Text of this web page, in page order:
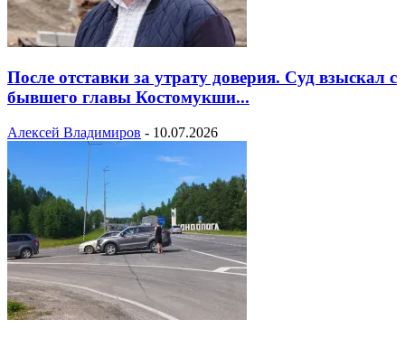
После отставки за утрату доверия. Суд взыскал с
бывшего главы Костомукши...
Алексей Владимиров - 10.07.2026